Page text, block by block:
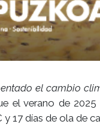
el cambio
el verano de
y 17 días de ola de